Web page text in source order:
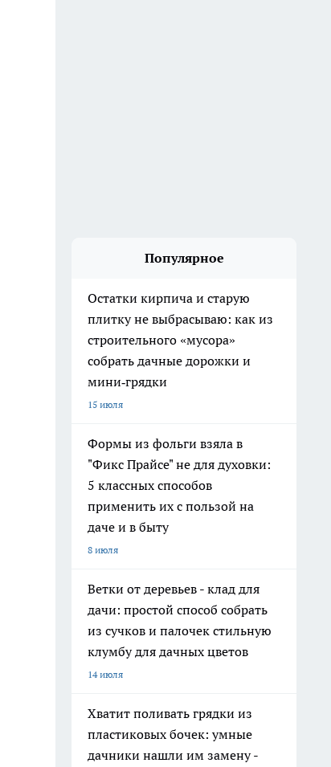
Популярное
Остатки кирпича и старую
плитку не выбрасываю: как из
строительного «мусора»
собрать дачные дорожки и
мини‑грядки
15 июля
Формы из фольги взяла в
"Фикс Прайсе" не для духовки:
5 классных способов
применить их с пользой на
даче и в быту
8 июля
Ветки от деревьев - клад для
дачи: простой способ собрать
из сучков и палочек стильную
клумбу для дачных цветов
14 июля
Хватит поливать грядки из
пластиковых бочек: умные
дачники нашли им замену -